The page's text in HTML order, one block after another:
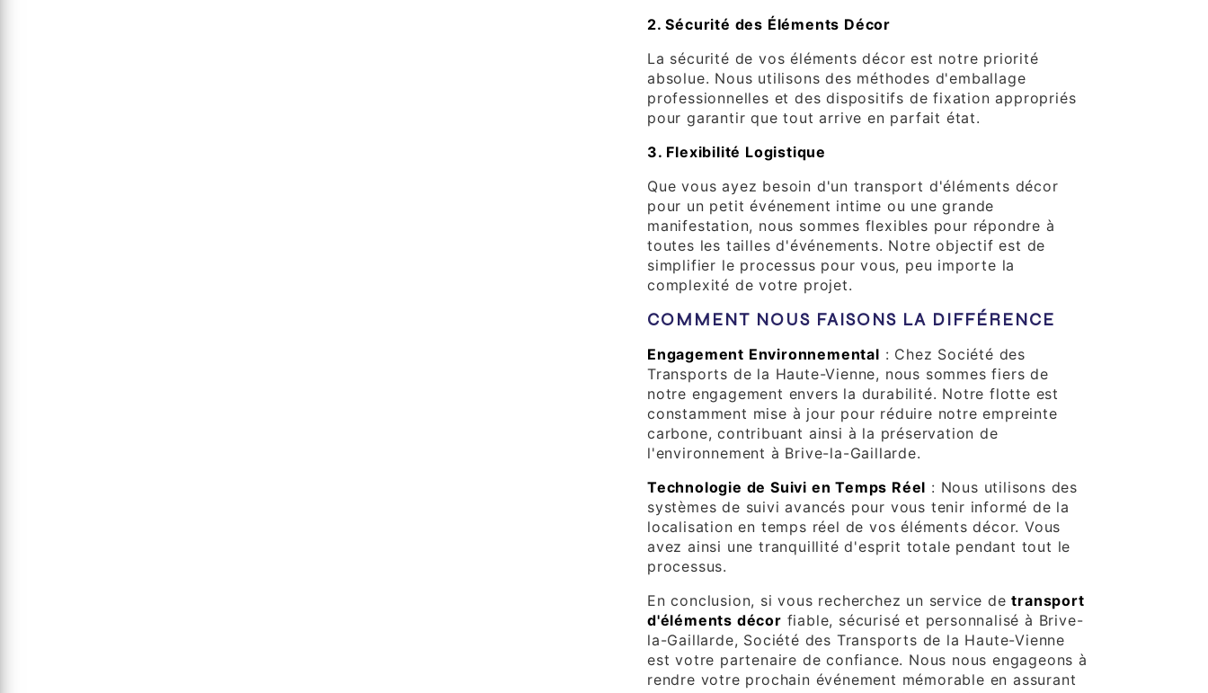
2. Sécurité des Éléments Décor
La sécurité de vos éléments décor est notre priorité
absolue. Nous utilisons des méthodes d'emballage
professionnelles et des dispositifs de fixation appropriés
pour garantir que tout arrive en parfait état.
3. Flexibilité Logistique
Que vous ayez besoin d'un transport d'éléments décor
pour un petit événement intime ou une grande
manifestation, nous sommes flexibles pour répondre à
toutes les tailles d'événements. Notre objectif est de
simplifier le processus pour vous, peu importe la
complexité de votre projet.
COMMENT NOUS FAISONS LA DIFFÉRENCE
Engagement Environnemental : Chez Société des
Transports de la Haute-Vienne, nous sommes fiers de
notre engagement envers la durabilité. Notre flotte est
constamment mise à jour pour réduire notre empreinte
carbone, contribuant ainsi à la préservation de
l'environnement à Brive-la-Gaillarde.
Technologie de Suivi en Temps Réel : Nous utilisons des
systèmes de suivi avancés pour vous tenir informé de la
localisation en temps réel de vos éléments décor. Vous
avez ainsi une tranquillité d'esprit totale pendant tout le
processus.
En conclusion, si vous recherchez un service detransport
d'éléments décor fiable, sécurisé et personnalisé à Brive-
la-Gaillarde, Société des Transports de la Haute-Vienne
est votre partenaire de confiance. Nous nous engageons à
rendre votre prochain événement mémorable en assurant